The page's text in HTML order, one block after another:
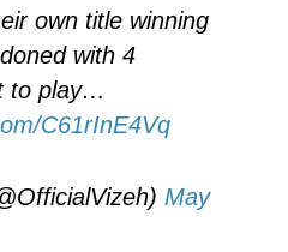
own title winning
with 4
to play…
C61rInE4Vq
May